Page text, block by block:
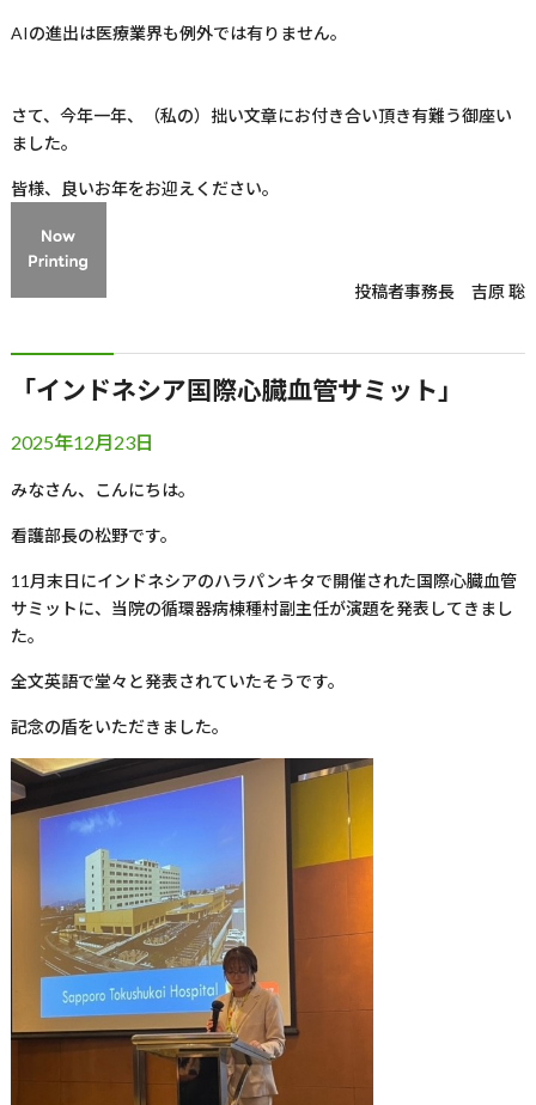
AIの進出は医療業界も例外では有りません。
さて、今年一年、（私の）拙い文章にお付き合い頂き有難う御座い
ました。
皆様、良いお年をお迎えください。
投稿者事務長 吉原 聡
「インドネシア国際心臓血管サミット」
2025年12月23日
みなさん、こんにちは。
看護部長の松野です。
11月末日にインドネシアのハラパンキタで開催された国際心臓血管
サミットに、当院の循環器病棟種村副主任が演題を発表してきまし
た。
全文英語で堂々と発表されていたそうです。
記念の盾をいただきました。